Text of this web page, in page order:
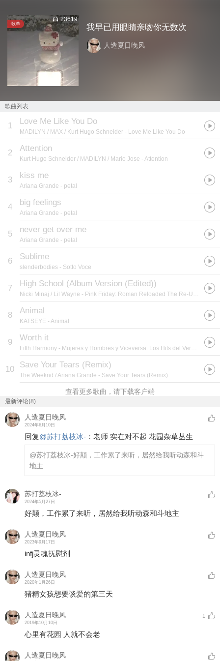
歌单
23619
我早已用眼睛亲吻你无数次
人造夏日晚风
歌曲列表
1 Love Me Like You Do
MADILYN / MAX / Kurt Hugo Schneider - Love Me Like You Do
2 Attention
Kurt Hugo Schneider / MADILYN / Mario Jose - Attention
3 kiss me
Ariana Grande - petal
4 big feelings
Ariana Grande - petal
5 never get over me
Ariana Grande - petal
6 Sublime
slenderbodies - Sotto Voce
7 High School (Album Version (Edited))
Nicki Minaj / Lil Wayne - Pink Friday: Roman Reloaded The Re-Up (Edited Booklet Version)
8 Animal
KATSEYE - Animal
9 Worth it
Fifth Harmony - Mujeres y Hombres y Viceversa: Los Hits del Verano 2015
10 Save Your Tears (Remix)
The Weeknd / Ariana Grande - Save Your Tears (Remix)
查看更多歌曲，请下载客户端
最新评论(8)
人造夏日晚风
2024年6月10日
回复@苏打荔枝冰- ： 老师 实在对不起 花园杂草丛生
@苏打荔枝冰-好颠，工作累了来听，居然给我听动森和斗
地主
苏打荔枝冰-
2024年5月27日
好颠，工作累了来听，居然给我听动森和斗地主
人造夏日晚风
2023年9月17日
infj灵魂抚慰剂
人造夏日晚风
2020年1月26日
猪精女孩想要谈爱的第三天
人造夏日晚风
2019年10月10日
1
心里有花园 人就不会老
人造夏日晚风